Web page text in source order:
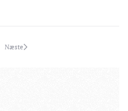
Næste